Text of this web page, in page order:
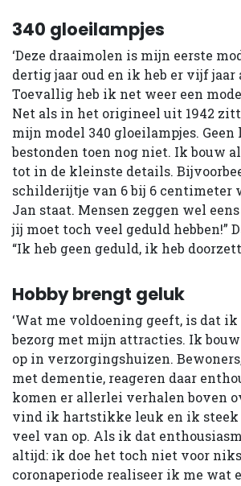
340 gloeilampjes
‘Deze draaimolen is mijn eerste
dertig jaar oud en ik heb er vijf jaar
Toevallig heb ik net weer een
Net als in het origineel uit 1942
mijn model 340 gloeilampjes. Geen
bestonden toen nog niet. Ik bouw
tot in de kleinste details.
schilderijtje van 6 bij 6 centimeter
Jan staat. Mensen zeggen wel
jij moet toch veel geduld hebben!”
“Ik heb geen geduld, ik heb
Hobby brengt geluk
‘Wat me voldoening geeft, is dat
bezorg met mijn attracties. Ik
op in verzorgingshuizen.
met dementie, reageren daar
komen er allerlei verhalen boven
vind ik hartstikke leuk en ik steek
veel van op. Als ik dat
altijd: ik doe het toch niet voor
coronaperiode realiseer ik me wat